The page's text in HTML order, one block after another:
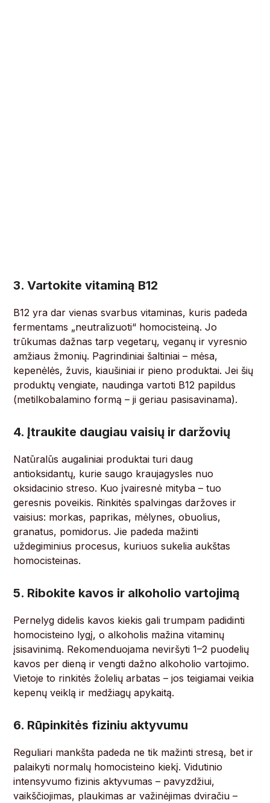
3. Vartokite vitaminą B12
B12 yra dar vienas svarbus vitaminas, kuris padeda
fermentams „neutralizuoti“ homocisteiną. Jo
trūkumas dažnas tarp vegetarų, veganų ir vyresnio
amžiaus žmonių. Pagrindiniai šaltiniai – mėsa,
kepenėlės, žuvis, kiaušiniai ir pieno produktai. Jei šių
produktų vengiate, naudinga vartoti B12 papildus
(metilkobalamino formą – ji geriau pasisavinama).
4. Įtraukite daugiau vaisių ir daržovių
Natūralūs augaliniai produktai turi daug
antioksidantų, kurie saugo kraujagysles nuo
oksidacinio streso. Kuo įvairesnė mityba – tuo
geresnis poveikis. Rinkitės spalvingas daržoves ir
vaisius: morkas, paprikas, mėlynes, obuolius,
granatus, pomidorus. Jie padeda mažinti
uždegiminius procesus, kuriuos sukelia aukštas
homocisteinas.
5. Ribokite kavos ir alkoholio vartojimą
Pernelyg didelis kavos kiekis gali trumpam padidinti
homocisteino lygį, o alkoholis mažina vitaminų
įsisavinimą. Rekomenduojama neviršyti 1–2 puodelių
kavos per dieną ir vengti dažno alkoholio vartojimo.
Vietoje to rinkitės žolelių arbatas – jos teigiamai veikia
kepenų veiklą ir medžiagų apykaitą.
6. Rūpinkitės fiziniu aktyvumu
Reguliari mankšta padeda ne tik mažinti stresą, bet ir
palaikyti normalų homocisteino kiekį. Vidutinio
intensyvumo fizinis aktyvumas – pavyzdžiui,
vaikščiojimas, plaukimas ar važinėjimas dviračiu –